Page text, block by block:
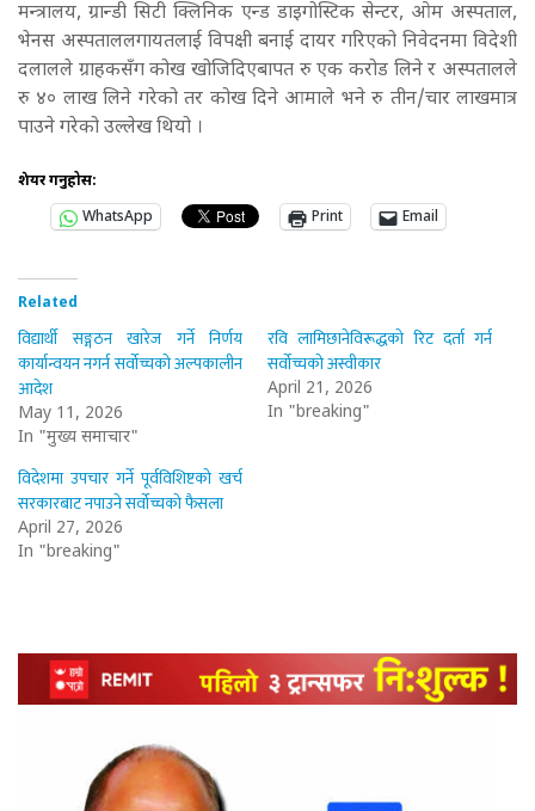
मन्त्रालय, ग्रान्डी सिटी क्लिनिक एन्ड डाइगोस्टिक सेन्टर, ओम अस्पताल,
भेनस अस्पताललगायतलाई विपक्षी बनाई दायर गरिएको निवेदनमा विदेशी
दलालले ग्राहकसँग कोख खोजिदिएबापत रु एक करोड लिने र अस्पतालले
रु ४० लाख लिने गरेको तर कोख दिने आमाले भने रु तीन/चार लाखमात्र
पाउने गरेको उल्लेख थियो ।
शेयर गर्नुहोस:
WhatsApp
Print Email
Related
विद्यार्थी सङ्गठन खारेज गर्ने निर्णय
कार्यान्वयन नगर्न सर्वोच्चको अल्पकालीन
आदेश
May 11, 2026
In "मुख्य समाचार"
रवि लामिछानेविरूद्धकाे रिट दर्ता गर्न
सर्वोच्चको अस्वीकार
April 21, 2026
In "breaking"
विदेशमा उपचार गर्ने पूर्वविशिष्टको खर्च
सरकारबाट नपाउने सर्वोच्चको फैसला
April 27, 2026
In "breaking"